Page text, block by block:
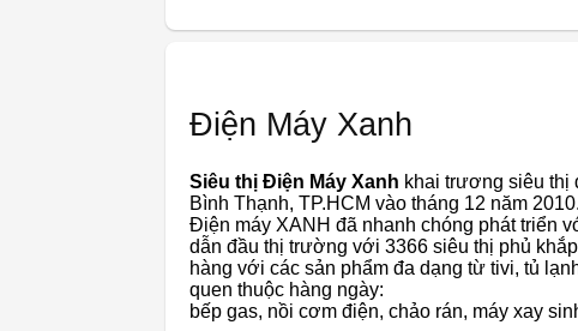
Điện Máy Xanh
Siêu thị Điện Máy Xanh khai trương siêu thị
Bình Thạnh, TP.HCM vào tháng 12 năm
Điện máy XANH đã nhanh chóng phát triển
dẫn đầu thị trường với 3366 siêu thị phủ
hàng với các sản phẩm đa dạng từ tivi, tủ
quen thuộc hàng ngày:
bếp gas, nồi cơm điện, chảo rán, máy xay